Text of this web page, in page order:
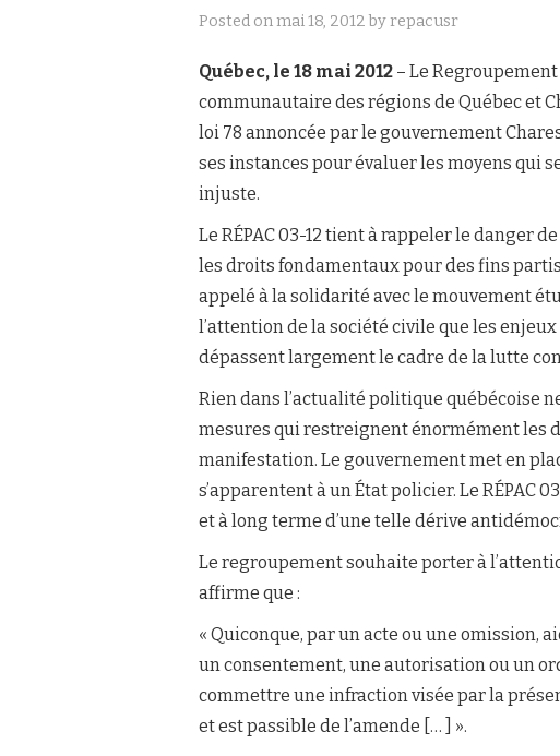
Posted onmai 18, 2012 byrepacusr
Québec, le 18 mai 2012 – Le
communautaire des régions de Québec et
loi 78 annoncée par le gouvernement
ses instances pour évaluer les moyens qui
injuste.
Le RÉPAC 03-12 tient à rappeler le danger
les droits fondamentaux pour des fins
appelé à la solidarité avec le mouvement
l’attention de la société civile que les
dépassent largement le cadre de la lutte
Rien dans l’actualité politique québécoise
mesures qui restreignent énormément les
manifestation. Le gouvernement met en
s’apparentent à un État policier. Le RÉPAC
et à long terme d’une telle dérive
Le regroupement souhaite porter à
affirme que :
« Quiconque, par un acte ou une omission,
un consentement, une autorisation ou un
commettre une infraction visée par la
et est passible de l’amende [… ] ».